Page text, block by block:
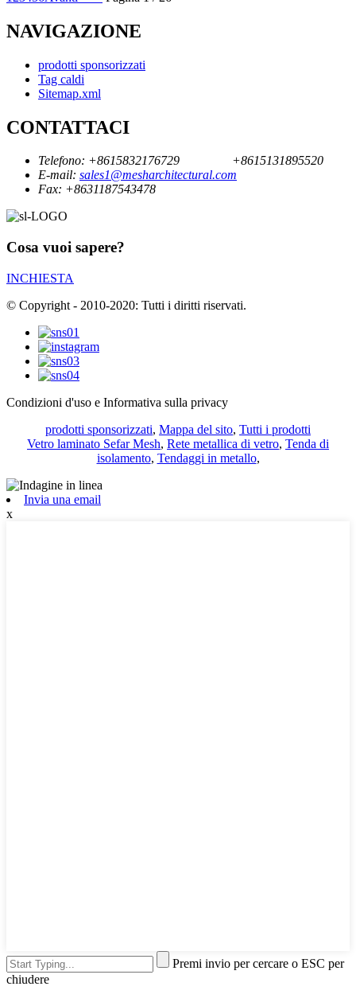
NAVIGAZIONE
prodotti sponsorizzati
Tag caldi
Sitemap.xml
CONTATTACI
Telefono: +8615832176729
+8615131895520
E-mail: sales1@mesharchitectural.com
Fax: +8631187543478
Cosa vuoi sapere?
INCHIESTA
© Copyright - 2010-2020: Tutti i diritti riservati.
Condizioni d'uso e Informativa sulla privacy
prodotti sponsorizzati, Mappa del sito, Tutti i prodotti
Vetro laminato Sefar Mesh, Rete metallica di vetro, Tenda di
isolamento, Tendaggi in metallo,
Invia una email
x
Premi invio per cercare o ESC per
chiudere